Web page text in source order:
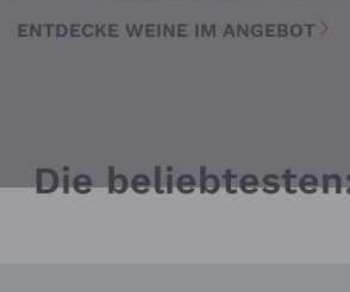
ENTDECKE WEINE IM ANGEBOT
Die